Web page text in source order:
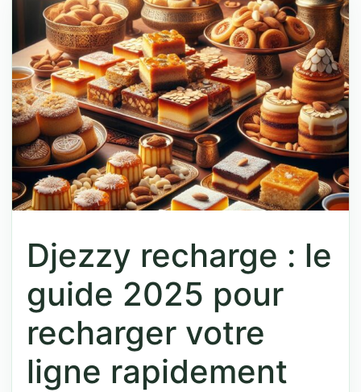
Djezzy recharge : le
guide 2025 pour
recharger votre
ligne rapidement